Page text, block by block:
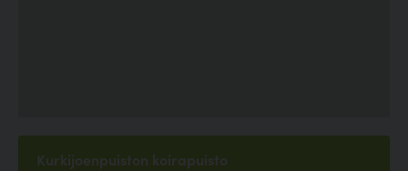
Kurkijoenpuiston koirapuisto